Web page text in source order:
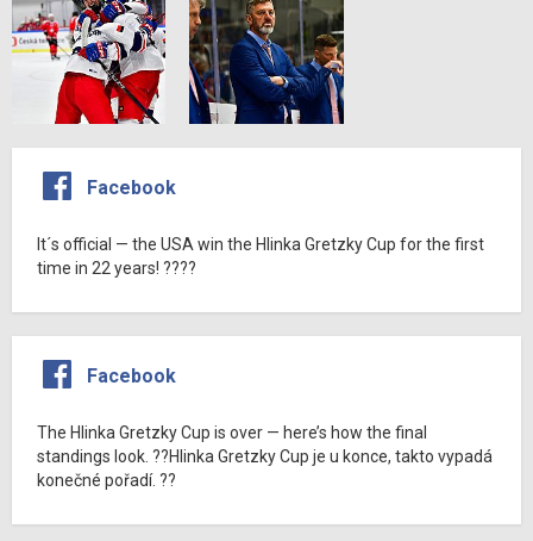
Facebook
It´s official — the USA win the Hlinka Gretzky Cup for the first
time in 22 years! ????
Facebook
The Hlinka Gretzky Cup is over — here’s how the final
standings look. ??Hlinka Gretzky Cup je u konce, takto vypadá
konečné pořadí. ??